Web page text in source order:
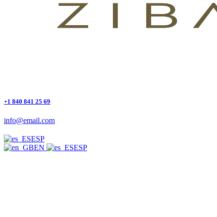
+1 840 841 25 69
info@email.com
ESP
EN
ESP